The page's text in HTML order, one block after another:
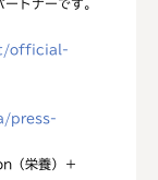
ートナーです。
official-
press-
（栄養）＋